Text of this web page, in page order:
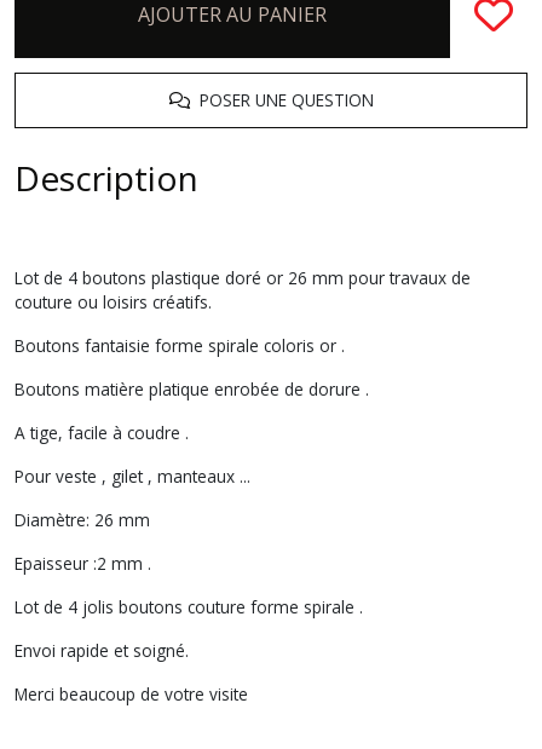
AJOUTER AU PANIER
POSER UNE QUESTION
Description
Lot de 4 boutons plastique doré or 26 mm pour travaux de
couture ou loisirs créatifs.
Boutons fantaisie forme spirale coloris or .
Boutons matière platique enrobée de dorure .
A tige, facile à coudre .
Pour veste , gilet , manteaux ...
Diamètre: 26 mm
Epaisseur :2 mm .
Lot de 4 jolis boutons couture forme spirale .
Envoi rapide et soigné.
Merci beaucoup de votre visite